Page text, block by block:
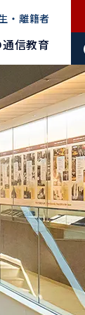
・離籍者
信教育